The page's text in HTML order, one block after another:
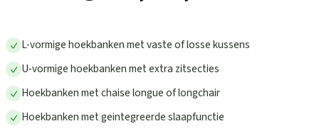
L-vormige hoekbanken met vaste of losse kussens
U-vormige hoekbanken met extra zitsecties
Hoekbanken met chaise longue of longchair
Hoekbanken met geintegreerde slaapfunctie